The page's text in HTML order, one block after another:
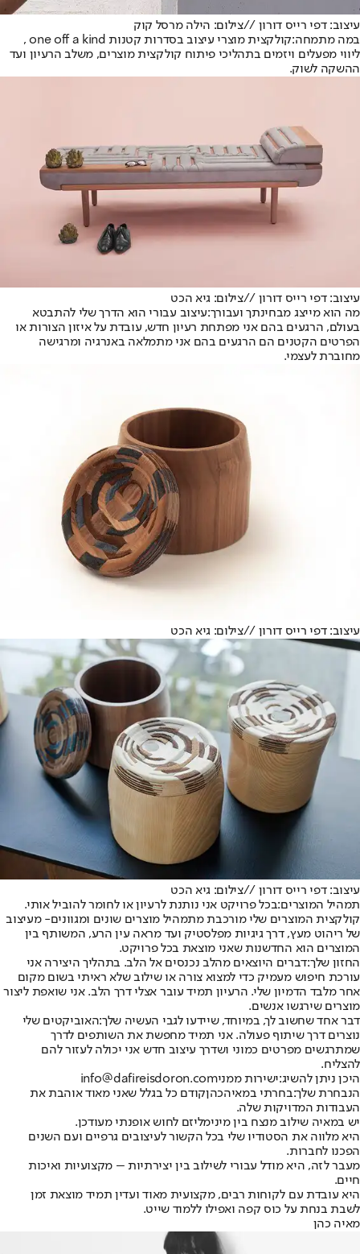
עיצוב: דפי רייס דורון //צילום: הילה מרסל קוק
במה מתמחה:
קולקצית מוצרי עיצוב בסדרות קטנות one off a kind ,
ליווי מפעלים ויזמים בתהליכי פיתוח קולקצית מוצרים, משלב הרעיון ועד
ההשקה לשוק.
עיצוב: דפי רייס דורון //צילום: גיא הכט
מה הוא מייצג מבחינתך ועבורך:עיצוב עבורי הוא הדרך שלי להתבטא
בעולם, הרגעים בהם אני מפתחת רעיון חדש, עובדת על איזון הצורות או
הפרטים הקטנים הם הרגעים בהם אני מתמלאה באנרגיה ומרגישה
מחוברת לעצמי.
עיצוב: דפי רייס דורון //צילום: גיא הכט
עיצוב: דפי רייס דורון //צילום: גיא הכט
תמהיל המוצרים:בכל פרויקט אני נותנת לרעיון או לחומר להוביל אותי.
קולקצית המוצרים שלי מורכבת מתמהיל מוצרים שונים ומגוונים- מעיצוב
של ריהוט מעץ, דרך גיגיות מפלסטיק ועד מראה עין הרע, המשותף בין
המוצרים הוא החדשנות שאני מוצאת בכל פרויקט.
החזון שלך:דברים היוצאים מהלב נכנסים אל הלב. בתהליך היצירה אני
עורכת חיפוש מעמיק כדי למצוא צורה או שילוב שלא ראיתי בשום מקום
אחר מלבד הדמיון שלי. הרעיון תמיד עובר אצלי דרך הלב. אני שואפת ליצור
מוצרים שירגשו אנשים.
דבר אחד שחשוב לך, במיוחד, שיידעו לגבי העשיה שלך:האוביקטים שלי
נוצרים דרך שיתוף פעולה. אני תמיד מחפשת את השותפים לדרך
שמתרגשים מפרטים כמוני ושדרך עיצוב חדש אני יכולה לעזור להם
להצליח.
היכן ניתן להשיג:ישירות ממניinfo@dafireisdoron.com
הנבחרת שלך:בחרתי במאיהכהןקודם כל בגלל שאני מאוד אוהבת את
העבודות המדויקות שלה.
יש במאיה שילוב מנצח בין מינימליזם לחוש אופנתי מעודכן.
היא מלווה את הסטודיו שלי בכל הקשור לעיצובים גרפיים ועם השנים
הפכנו לחברות.
מעבר לזה, היא מודל עבורי לשילוב בין יצירתיות – מקצועיות ואיכות
חיים.
היא עובדת עם לקוחות רבים, מקצועית מאוד ועדין תמיד מוצאת זמן
לשבת בנחת על כוס קפה ואפילו ללמוד שייט.
מאיה כהן